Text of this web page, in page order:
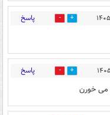
5 پاسخ
2 پاسخ
می خورن